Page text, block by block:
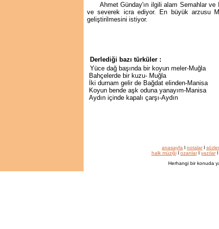
Ahmet Günday'ın ilgili alam Semahlar ve
ve severek icra ediyor. En büyük arzusu
geliştirilmesini istiyor.
Derlediği bazı türküler :
Yüce dağ başında bir koyun meler-Muğla
Bahçelerde bir kuzu- Muğla
İki durnam gelir de Bağdat elinden-Manisa
Koyun bende aşk oduna yanayım-Manisa
Aydın içinde kapalı çarşı-Aydın
anasayfa l notalarl sözler
halk müziğil ozanlarl yazılarl
Herhangi bir konuda